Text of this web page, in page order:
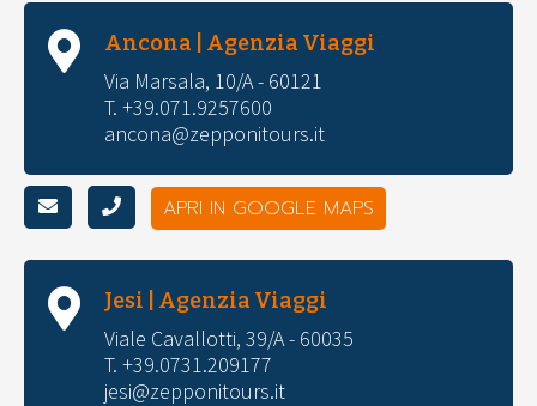
Ancona | Agenzia Viaggi
Via Marsala, 10/A - 60121
T. +39.071.9257600
ancona@zepponitours.it
APRI IN GOOGLE MAPS
Jesi | Agenzia Viaggi
Viale Cavallotti, 39/A - 60035
T. +39.0731.209177
jesi@zepponitours.it